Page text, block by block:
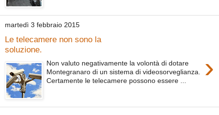
martedì 3 febbraio 2015
Le telecamere non sono la
soluzione.
›
Non valuto negativamente la volontà di dotare
Montegranaro di un sistema di videosorveglianza.
Certamente le telecamere possono essere ...